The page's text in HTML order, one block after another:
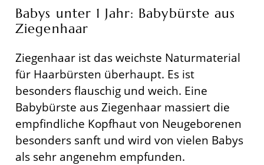
Babys unter 1 Jahr: Babybürste aus
Ziegenhaar
Ziegenhaar ist das weichste Naturmaterial
für Haarbürsten überhaupt. Es ist
besonders flauschig und weich. Eine
Babybürste aus Ziegenhaar massiert die
empfindliche Kopfhaut von Neugeborenen
besonders sanft und wird von vielen Babys
als sehr angenehm empfunden.